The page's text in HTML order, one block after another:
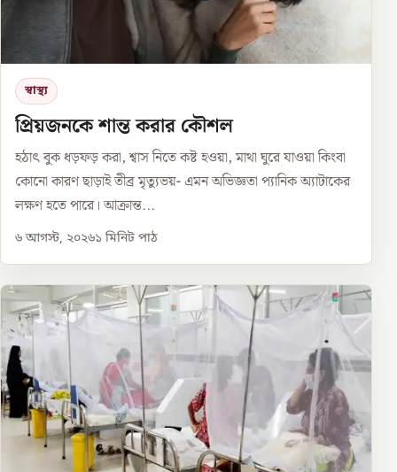
স্বাস্থ্য
প্রিয়জনকে শান্ত করার কৌশল
হঠাৎ বুক ধড়ফড় করা, শ্বাস নিতে কষ্ট হওয়া, মাথা ঘুরে যাওয়া কিংবা
কোনো কারণ ছাড়াই তীব্র মৃত্যুভয়- এমন অভিজ্ঞতা প্যানিক অ্যাটাকের
লক্ষণ হতে পারে। আক্রান্ত...
৬ আগস্ট, ২০২৬১ মিনিট পাঠ